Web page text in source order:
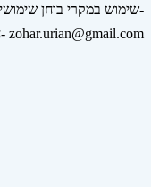
שימוש במקרי בוחן שימושיים מרחבי העולם-
חקר הטרנדים המובילים- zohar.urian@gmail.com